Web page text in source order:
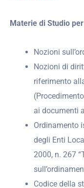
Materie di Studio
Nozioni
Nozioni di
riferimento
ai documenti
Ordinamento
degli Enti
2000, n. 267
Codice della